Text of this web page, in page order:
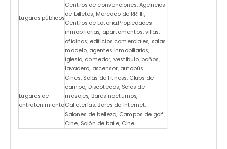
Lugares públicos
Centros de convenciones, Agencias
de billetes, Mercado de RRHH,
Centros de Lotería;Propiedades
inmobiliarias, apartamentos, villas,
oficinas, edificios comerciales, salas
modelo, agentes inmobiliarios,
iglesia, comedor, vestíbulo, baños,
lavadero, ascensor, autobús
Lugares de
entretenimiento
Cines, Salas de fitness, Clubs de
campo, Discotecas, Salas de
masajes, Bares nocturnos,
Cafeterías, Bares de Internet,
Salones de belleza, Campos de golf,
Cine, Salón de baile, Cine